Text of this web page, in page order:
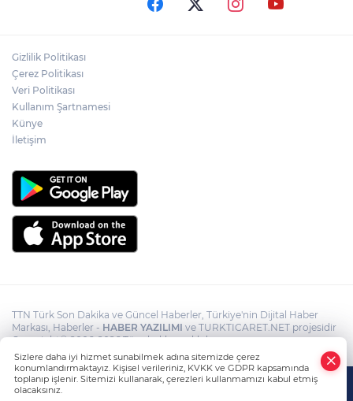
Rojin Kabaiş, Hiranur Nilgün Aygar ve
Kıvanç Uman’ın ailelerini hedef alam
Gizlilik Politikası
Çerez Politikası
Veri Politikası
Kullanım Şartnamesi
Künye
İletişim
TTN Türk Son Dakika ve Güncel Haberler, Türkiye'nin Dijital Haber
Markası, Haberler - HABER YAZILIMI ve TURKTICARET.NET projesidir
Copyright© 2006-2026 Tüm hakları saklıdır.
Sizlere daha iyi hizmet sunabilmek adına sitemizde çerez
konumlandırmaktayız. Kişisel verileriniz, KVKK ve GDPR kapsamında
toplanıp işlenir. Sitemizi kullanarak, çerezleri kullanmamızı kabul etmiş
olacaksınız.